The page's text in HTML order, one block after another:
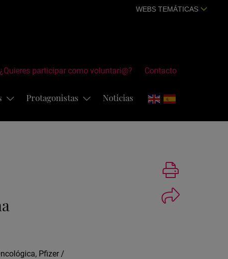
WEBS TEMÁTICAS
¿Quieres participar como voluntari@? Contacto
Protagonistas Noticias
Pfizer /